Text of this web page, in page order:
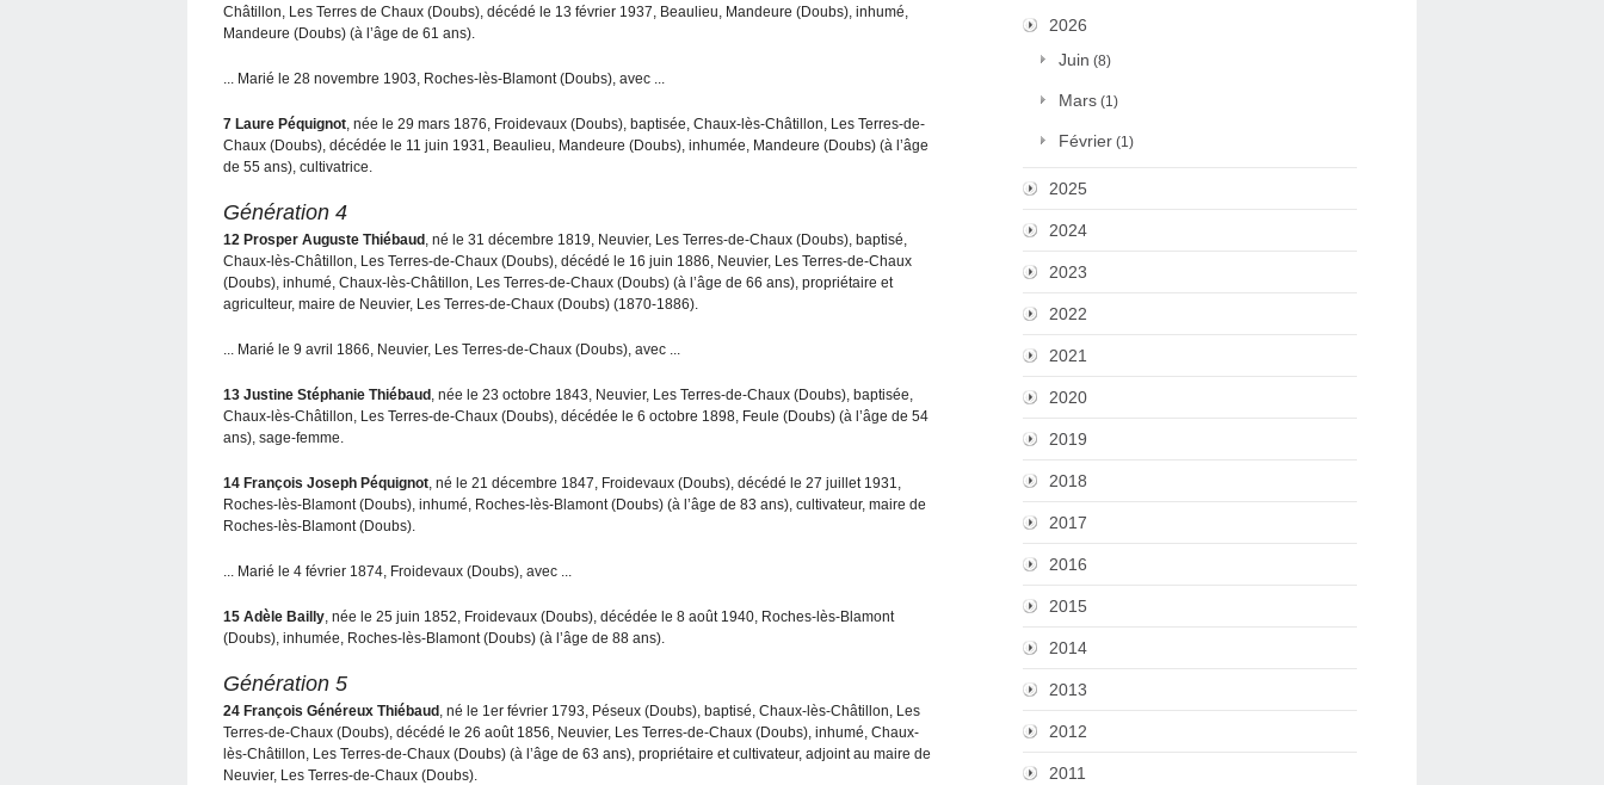
Châtillon, Les Terres de Chaux (Doubs), décédé le 13 février 1937, Beaulieu, Mandeure (Doubs), inhumé,
Mandeure (Doubs) (à l’âge de 61 ans).
... Marié le 28 novembre 1903, Roches-lès-Blamont (Doubs), avec ...
7 Laure Péquignot, née le 29 mars 1876, Froidevaux (Doubs), baptisée, Chaux-lès-Châtillon, Les Terres-de-
Chaux (Doubs), décédée le 11 juin 1931, Beaulieu, Mandeure (Doubs), inhumée, Mandeure (Doubs) (à l’âge
de 55 ans), cultivatrice.
Génération 4
12 Prosper Auguste Thiébaud, né le 31 décembre 1819, Neuvier, Les Terres-de-Chaux (Doubs), baptisé,
Chaux-lès-Châtillon, Les Terres-de-Chaux (Doubs), décédé le 16 juin 1886, Neuvier, Les Terres-de-Chaux
(Doubs), inhumé, Chaux-lès-Châtillon, Les Terres-de-Chaux (Doubs) (à l’âge de 66 ans), propriétaire et
agriculteur, maire de Neuvier, Les Terres-de-Chaux (Doubs) (1870-1886).
... Marié le 9 avril 1866, Neuvier, Les Terres-de-Chaux (Doubs), avec ...
13 Justine Stéphanie Thiébaud, née le 23 octobre 1843, Neuvier, Les Terres-de-Chaux (Doubs), baptisée,
Chaux-lès-Châtillon, Les Terres-de-Chaux (Doubs), décédée le 6 octobre 1898, Feule (Doubs) (à l’âge de 54
ans), sage-femme.
14 François Joseph Péquignot, né le 21 décembre 1847, Froidevaux (Doubs), décédé le 27 juillet 1931,
Roches-lès-Blamont (Doubs), inhumé, Roches-lès-Blamont (Doubs) (à l’âge de 83 ans), cultivateur, maire de
Roches-lès-Blamont (Doubs).
... Marié le 4 février 1874, Froidevaux (Doubs), avec ...
15 Adèle Bailly, née le 25 juin 1852, Froidevaux (Doubs), décédée le 8 août 1940, Roches-lès-Blamont
(Doubs), inhumée, Roches-lès-Blamont (Doubs) (à l’âge de 88 ans).
Génération 5
24 François Généreux Thiébaud, né le 1er février 1793, Péseux (Doubs), baptisé, Chaux-lès-Châtillon, Les
Terres-de-Chaux (Doubs), décédé le 26 août 1856, Neuvier, Les Terres-de-Chaux (Doubs), inhumé, Chaux-
lès-Châtillon, Les Terres-de-Chaux (Doubs) (à l’âge de 63 ans), propriétaire et cultivateur, adjoint au maire de
Neuvier, Les Terres-de-Chaux (Doubs).
2026
Juin (8)
Mars (1)
Février (1)
2025
2024
2023
2022
2021
2020
2019
2018
2017
2016
2015
2014
2013
2012
2011